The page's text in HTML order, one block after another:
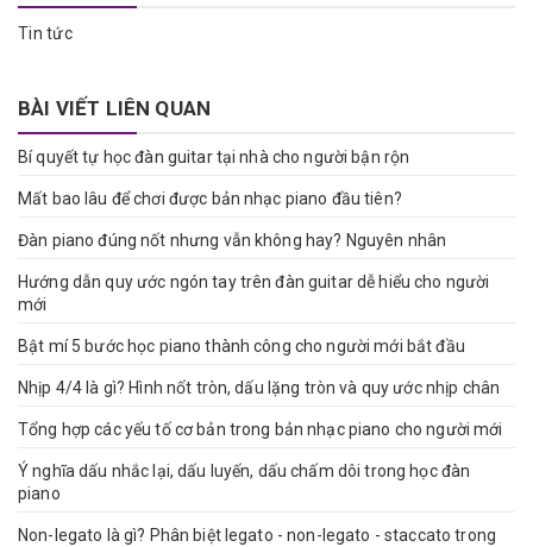
Tin tức
BÀI VIẾT LIÊN QUAN
Bí quyết tự học đàn guitar tại nhà cho người bận rộn
Mất bao lâu để chơi được bản nhạc piano đầu tiên?
Đàn piano đúng nốt nhưng vẫn không hay? Nguyên nhân
Hướng dẫn quy ước ngón tay trên đàn guitar dễ hiểu cho người
mới
Bật mí 5 bước học piano thành công cho người mới bắt đầu
Nhịp 4/4 là gì? Hình nốt tròn, dấu lặng tròn và quy ước nhịp chân
Tổng hợp các yếu tố cơ bản trong bản nhạc piano cho người mới
Ý nghĩa dấu nhắc lại, dấu luyến, dấu chấm dôi trong học đàn
piano
Non-legato là gì? Phân biệt legato - non-legato - staccato trong